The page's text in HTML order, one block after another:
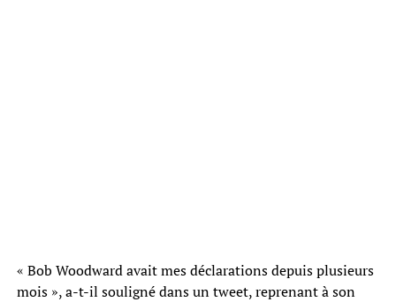
« Bob Woodward avait mes déclarations depuis plusieurs
mois », a-t-il souligné dans un tweet, reprenant à son